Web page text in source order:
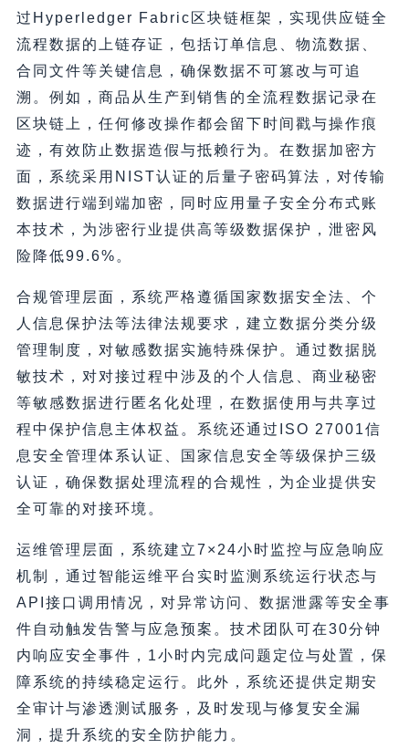
过Hyperledger Fabric区块链框架，实现供应链全
流程数据的上链存证，包括订单信息、物流数据、
合同文件等关键信息，确保数据不可篡改与可追
溯。例如，商品从生产到销售的全流程数据记录在
区块链上，任何修改操作都会留下时间戳与操作痕
迹，有效防止数据造假与抵赖行为。在数据加密方
面，系统采用NIST认证的后量子密码算法，对传输
数据进行端到端加密，同时应用量子安全分布式账
本技术，为涉密行业提供高等级数据保护，泄密风
险降低99.6%。
合规管理层面，系统严格遵循国家数据安全法、个
人信息保护法等法律法规要求，建立数据分类分级
管理制度，对敏感数据实施特殊保护。通过数据脱
敏技术，对对接过程中涉及的个人信息、商业秘密
等敏感数据进行匿名化处理，在数据使用与共享过
程中保护信息主体权益。系统还通过ISO 27001信
息安全管理体系认证、国家信息安全等级保护三级
认证，确保数据处理流程的合规性，为企业提供安
全可靠的对接环境。
运维管理层面，系统建立7×24小时监控与应急响应
机制，通过智能运维平台实时监测系统运行状态与
API接口调用情况，对异常访问、数据泄露等安全事
件自动触发告警与应急预案。技术团队可在30分钟
内响应安全事件，1小时内完成问题定位与处置，保
障系统的持续稳定运行。此外，系统还提供定期安
全审计与渗透测试服务，及时发现与修复安全漏
洞，提升系统的安全防护能力。